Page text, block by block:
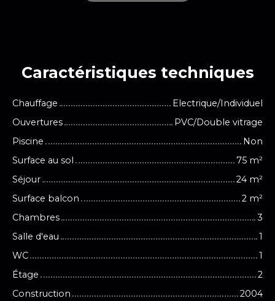
Caractéristiques techniques
Chauffage
Electrique/Individuel
Ouvertures
PVC/Double vitrage
Piscine
Non
Surface au sol
75 m²
Séjour
24 m²
Surface balcon
2 m²
Chambres
3
Salle d'eau
1
WC
1
Étage
2
Construction
2004